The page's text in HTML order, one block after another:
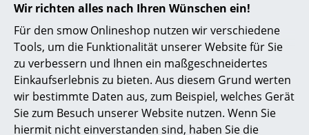
Wir richten alles nach Ihren Wünschen ein!
Für den smow Onlineshop nutzen wir verschiedene
Tools, um die Funktionalität unserer Website für Sie
zu verbessern und Ihnen ein maßgeschneidertes
Einkaufserlebnis zu bieten. Aus diesem Grund werten
wir bestimmte Daten aus, zum Beispiel, welches Gerät
Sie zum Besuch unserer Website nutzen. Wenn Sie
hiermit nicht einverstanden sind, haben Sie die
Schreibtischleuchten
Stehleuchten & Leseleuchten
Bodenleuchten
Wandleuchten
Outdoor-Leuchten
service@smow.ch